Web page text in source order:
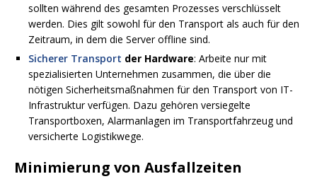
sollten während des gesamten Prozesses verschlüsselt
werden. Dies gilt sowohl für den Transport als auch für den
Zeitraum, in dem die Server offline sind.
Sicherer Transport der Hardware: Arbeite nur mit
spezialisierten Unternehmen zusammen, die über die
nötigen Sicherheitsmaßnahmen für den Transport von IT-
Infrastruktur verfügen. Dazu gehören versiegelte
Transportboxen, Alarmanlagen im Transportfahrzeug und
versicherte Logistikwege.
Minimierung von Ausfallzeiten